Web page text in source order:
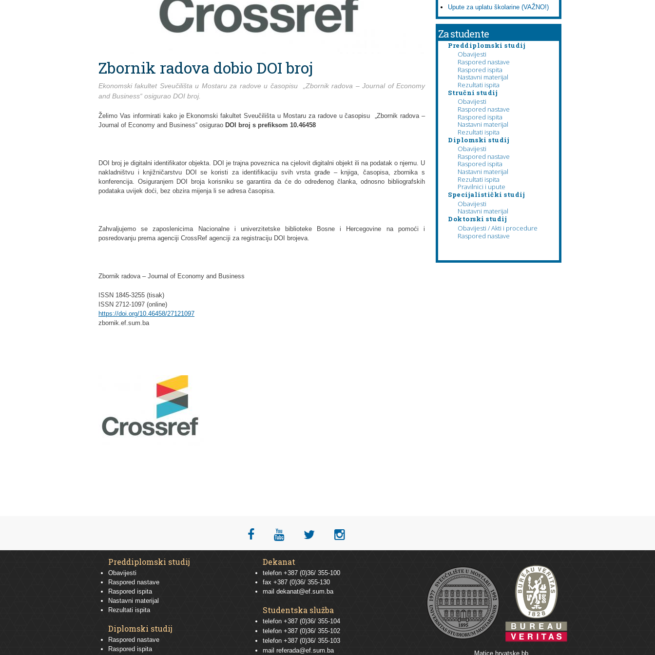
Zbornik radova dobio DOI broj
Ekonomski fakultet Sveučilišta u Mostaru za radove u časopisu „Zbornik radova – Journal of Economy
and Business“ osigurao DOI broj.
Želimo Vas informirati kako je Ekonomski fakultet Sveučilišta u Mostaru za radove u časopisu „Zbornik radova –
Journal of Economy and Business“ osigurao DOI broj s prefiksom 10.46458
DOI broj je digitalni identifikator objekta. DOI je trajna poveznica na cjelovit digitalni objekt ili na podatak o njemu. U
nakladništvu i knjižničarstvu DOI se koristi za identifikaciju svih vrsta građe – knjiga, časopisa, zbornika s
konferencija. Osiguranjem DOI broja korisniku se garantira da će do određenog članka, odnosno bibliografskih
podataka uvijek doći, bez obzira mijenja li se adresa časopisa.
Zahvaljujemo se zaposlenicima Nacionalne i univerzitetske biblioteke Bosne i Hercegovine na pomoći i
posredovanju prema agenciji CrossRef agenciji za registraciju DOI brojeva.
Zbornik radova – Journal of Economy and Business
ISSN 1845-3255 (tisak)
ISSN 2712-1097 (online)
https://doi.org/10.46458/27121097
zbornik.ef.sum.ba
Upute za uplatu školarine (VAŽNO!)
Za studente
Preddiplomski studij
Obavijesti
Raspored nastave
Raspored ispita
Nastavni materijal
Rezultati ispita
Stručni studij
Obavijesti
Raspored nastave
Raspored ispita
Nastavni materijal
Rezultati ispita
Diplomski studij
Obavijesti
Raspored nastave
Raspored ispita
Nastavni materijal
Rezultati ispita
Pravilnici i upute
Specijalistički studij
Obavijesti
Nastavni materijal
Doktorski studij
Obavijesti / Akti i procedure
Raspored nastave
Preddiplomski studij
Obavijesti
Raspored nastave
Raspored ispita
Nastavni materijal
Rezultati ispita
Diplomski studij
Raspored nastave
Raspored ispita
Dekanat
telefon +387 (0)36/ 355-100
fax +387 (0)36/ 355-130
mail dekanat@ef.sum.ba
Studentska služba
telefon +387 (0)36/ 355-104
telefon +387 (0)36/ 355-102
telefon +387 (0)36/ 355-103
mail referada@ef.sum.ba Matice hrvatske bb